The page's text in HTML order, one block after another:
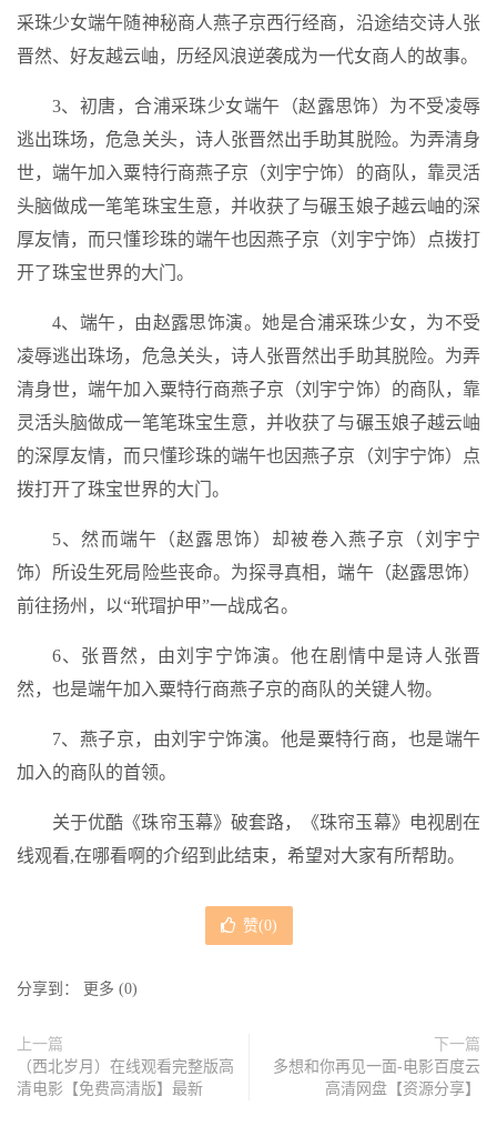
采珠少女端午随神秘商人燕子京西行经商，沿途结交诗人张
晋然、好友越云岫，历经风浪逆袭成为一代女商人的故事。
3、初唐，合浦采珠少女端午（赵露思饰）为不受凌辱
逃出珠场，危急关头，诗人张晋然出手助其脱险。为弄清身
世，端午加入粟特行商燕子京（刘宇宁饰）的商队，靠灵活
头脑做成一笔笔珠宝生意，并收获了与碾玉娘子越云岫的深
厚友情，而只懂珍珠的端午也因燕子京（刘宇宁饰）点拨打
开了珠宝世界的大门。
4、端午，由赵露思饰演。她是合浦采珠少女，为不受
凌辱逃出珠场，危急关头，诗人张晋然出手助其脱险。为弄
清身世，端午加入粟特行商燕子京（刘宇宁饰）的商队，靠
灵活头脑做成一笔笔珠宝生意，并收获了与碾玉娘子越云岫
的深厚友情，而只懂珍珠的端午也因燕子京（刘宇宁饰）点
拨打开了珠宝世界的大门。
5、然而端午（赵露思饰）却被卷入燕子京（刘宇宁
饰）所设生死局险些丧命。为探寻真相，端午（赵露思饰）
前往扬州，以“玳瑁护甲”一战成名。
6、张晋然，由刘宇宁饰演。他在剧情中是诗人张晋
然，也是端午加入粟特行商燕子京的商队的关键人物。
7、燕子京，由刘宇宁饰演。他是粟特行商，也是端午
加入的商队的首领。
关于优酷《珠帘玉幕》破套路，《珠帘玉幕》电视剧在
线观看,在哪看啊的介绍到此结束，希望对大家有所帮助。
赞(0)
分享到： 更多 (0)
上一篇
（西北岁月）在线观看完整版高
清电影【免费高清版】最新
下一篇
多想和你再见一面-电影百度云
高清网盘【资源分享】